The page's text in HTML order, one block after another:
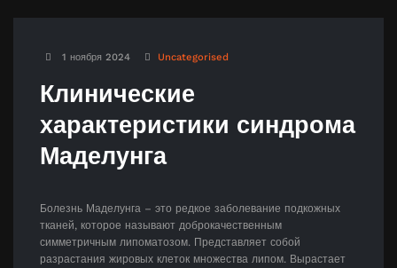
1 ноября 2024 Uncategorised
Клинические
характеристики синдрома
Маделунга
Болезнь Маделунга – это редкое заболевание подкожных
тканей, которое называют доброкачественным
симметричным липоматозом. Представляет собой
разрастания жировых клеток множества липом. Вырастает